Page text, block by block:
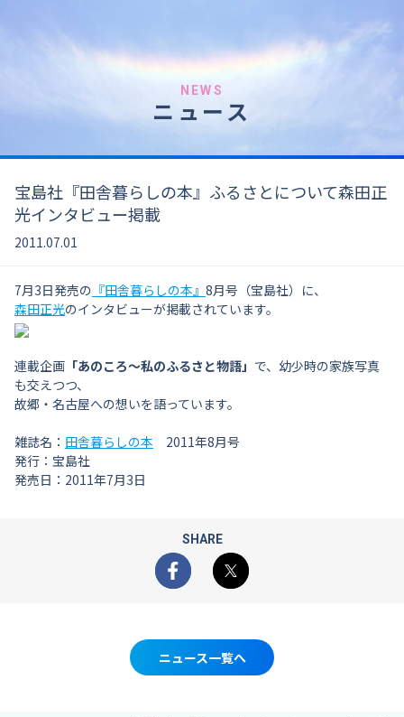
NEWS
ニュース
宝島社『田舎暮らしの本』ふるさとについて森田正
光インタビュー掲載
2011.07.01
7月3日発売の 『田舎暮らしの本』 8月号（宝島社）に、
森田正光のインタビューが掲載されています。
連載企画 「あのころ〜私のふるさと物語」 で、幼少時の家族写真
も交えつつ、
故郷・名古屋への想いを語っています。
雑誌名： 田舎暮らしの本 2011年8月号
発行：宝島社
発売日：2011年7月3日
SHARE
Facebook
X
ニュース一覧へ